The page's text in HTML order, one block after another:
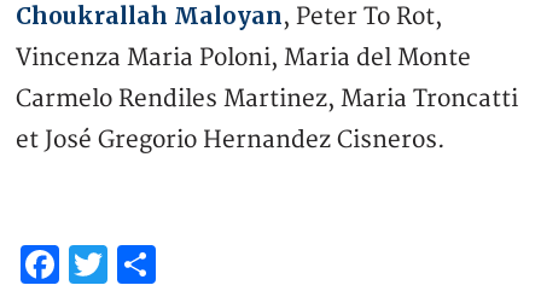
Choukrallah Maloyan, Peter To Rot,
Vincenza Maria Poloni, Maria del Monte
Carmelo Rendiles Martinez, Maria Troncatti
et José Gregorio Hernandez Cisneros.
Facebook
Twitter